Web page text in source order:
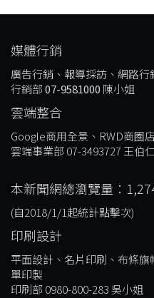
媒體行銷
廣告行銷、報導採訪、網路
行銷部07-9581000 陳小姐
雲端整合
Google商用全景、RWD商圈
雲端事業部 07-3493727 王伯仁
本新聞網總瀏覽量：
(自2018/1/1起統計點擊次)
印刷設計
平面設計、名片印刷、布條
單印製
印刷部 0980-800-283 吳小姐